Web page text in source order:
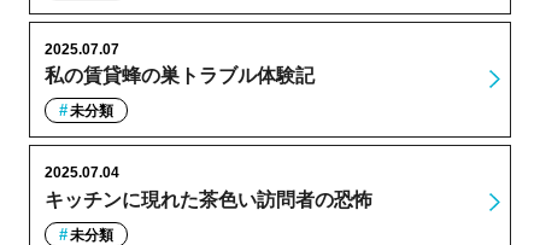
私の賃貸蜂の巣トラブル体験記
2025.07.07
未分類
キッチンに現れた茶色い訪問者の恐怖
2025.07.04
未分類